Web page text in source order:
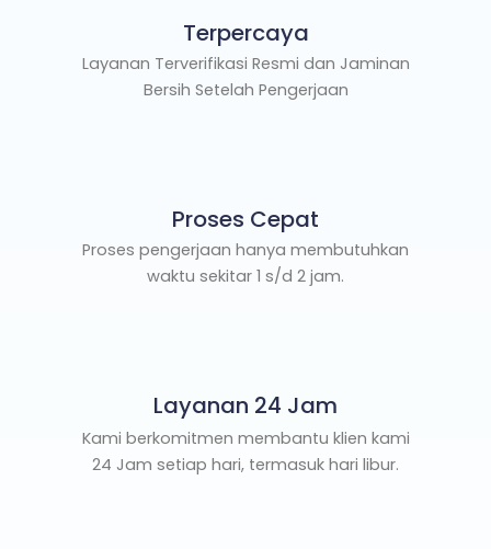
Terpercaya
Layanan Terverifikasi Resmi dan Jaminan
Bersih Setelah Pengerjaan
Proses Cepat
Proses pengerjaan hanya membutuhkan
waktu sekitar 1 s/d 2 jam.
Layanan 24 Jam
Kami berkomitmen membantu klien kami
24 Jam setiap hari, termasuk hari libur.